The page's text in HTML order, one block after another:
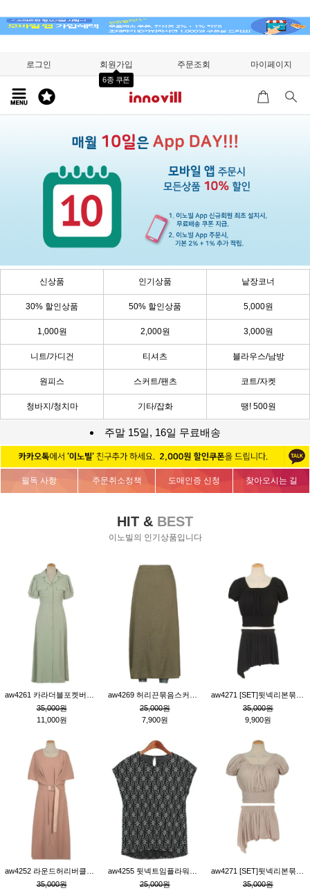
로그인 회원가입
6종 쿠폰
주문조회 마이페이지
신상품 인기상품 낱장코너
30% 할인상품 50% 할인상품 5,000원
1,000원 2,000원 3,000원
니트/가디건 티셔츠 블라우스/남방
원피스 스커트/팬츠 코트/자켓
청바지/청치마 기타/잡화 땡! 500원
주말 15일, 16일 무료배송
필독 사항 주문취소정책 도매인증 신청 찾아오시는 길
HIT & BEST
이노빌의 인기상품입니다
35,000원
11,000원
25,000원
7,900원
35,000원
9,900원
35,000원
25,000원
35,000원